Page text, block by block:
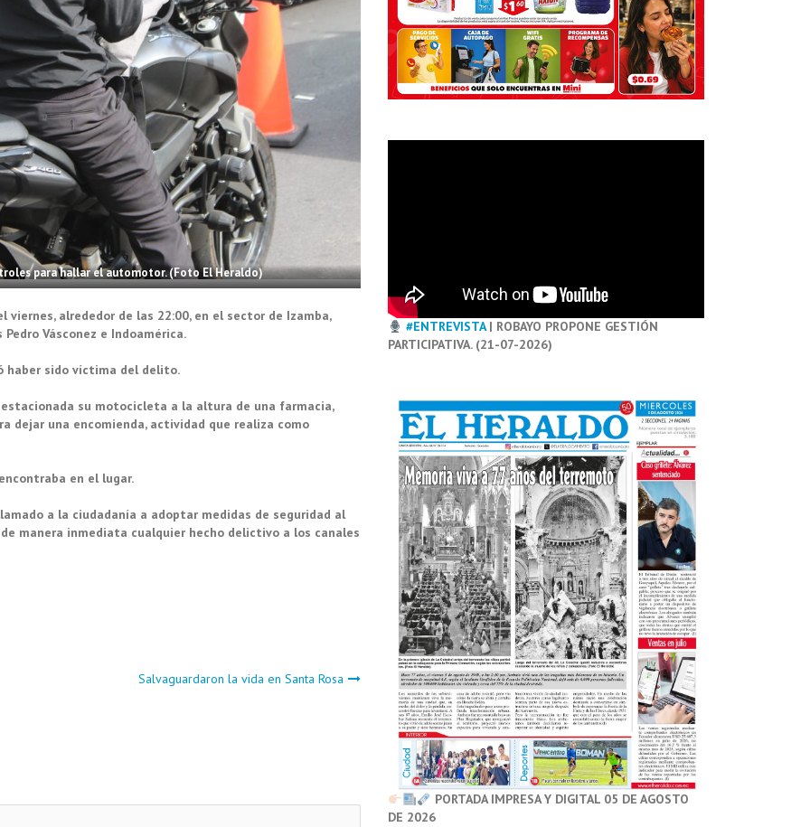
para hallar el automotor. (Foto El Heraldo)
alrededor de las 22:00, en el sector de Izamba,
Vásconez e Indoamérica.
haber sido víctima del delito.
su motocicleta a la altura de una farmacia,
dejar una encomienda, actividad que realiza como
en el lugar.
a la ciudadanía a adoptar medidas de seguridad al
manera inmediata cualquier hecho delictivo a los canales
Salvaguardaron la vida en Santa Rosa
#ENTREVISTA| ROBAYO PROPONE GESTIÓN
PARTICIPATIVA. (21-07-2026)
PORTADA IMPRESA Y DIGITAL 05 DE AGOSTO
DE 2026